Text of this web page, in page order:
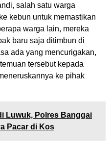
salah satu warga
kebun untuk memastikan
warga lain, mereka
baru saja ditimbun di
ada yang mencurigakan,
tersebut kepada
ke pihak
Luwuk, Polres Banggai
Pacar di Kos